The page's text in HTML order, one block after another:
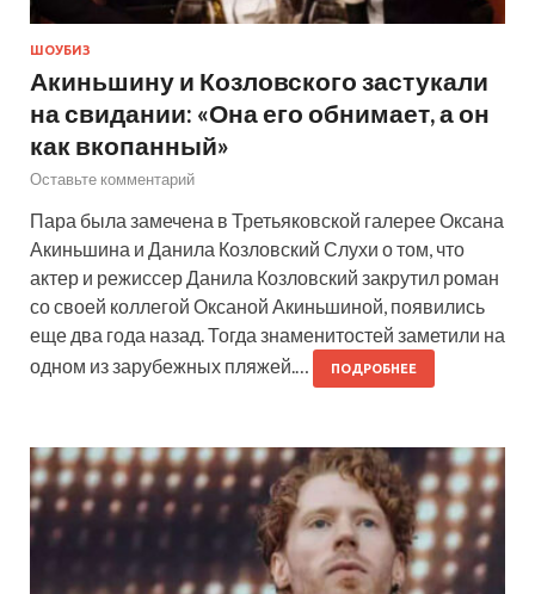
ШОУБИЗ
Акиньшину и Козловского застукали
на свидании: «Она его обнимает, а он
как вкопанный»
Оставьте комментарий
Пара была замечена в Третьяковской галерее Оксана
Акиньшина и Данила Козловский Слухи о том, что
актер и режиссер Данила Козловский закрутил роман
со своей коллегой Оксаной Акиньшиной, появились
еще два года назад. Тогда знаменитостей заметили на
одном из зарубежных пляжей.…
ПОДРОБНЕЕ